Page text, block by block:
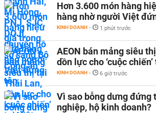
Hơn 3.600 món hàng
hàng nhờ người Việt
KINH DOANH - 1 phút trước
AEON bán mảng siêu
dồn lực cho ‘cuộc
KINH DOANH - 6 giờ trước
Vì sao bỗng dưng đứng
nghiệp, hộ kinh doanh?